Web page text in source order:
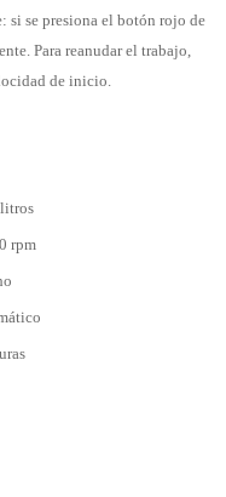
si se presiona el botón rojo de
Para reanudar el trabajo,
de inicio.
rpm